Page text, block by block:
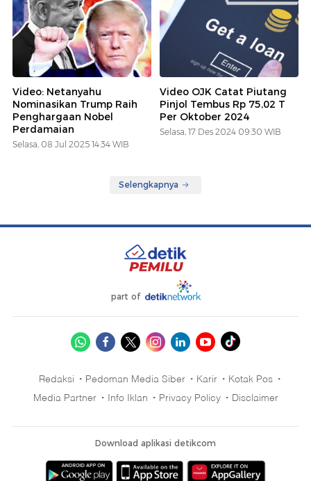
Video: Netanyahu
Nominasikan Trump Raih
Penghargaan Nobel
Perdamaian
Selasa, 08 Jul 2025 14:34 WIB
Video OJK Catat Piutang
Pinjol Tembus Rp 75,02 T
Per Oktober 2024
Selasa, 17 Des 2024 09:30 WIB
Selengkapnya
part of
Redaksi Pedoman Media Siber Karir
Kotak Pos
Media Partner
Info Iklan Privacy Policy Disclaimer
Download aplikasi detikcom